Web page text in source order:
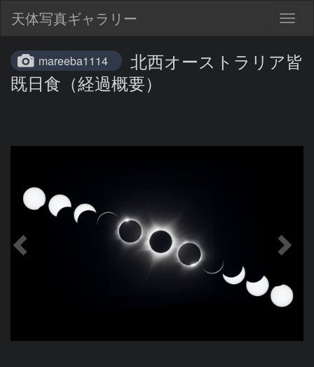
天体写真ギャラリー
mareeba1114
北西オーストラリア皆
既日食（経過概要）